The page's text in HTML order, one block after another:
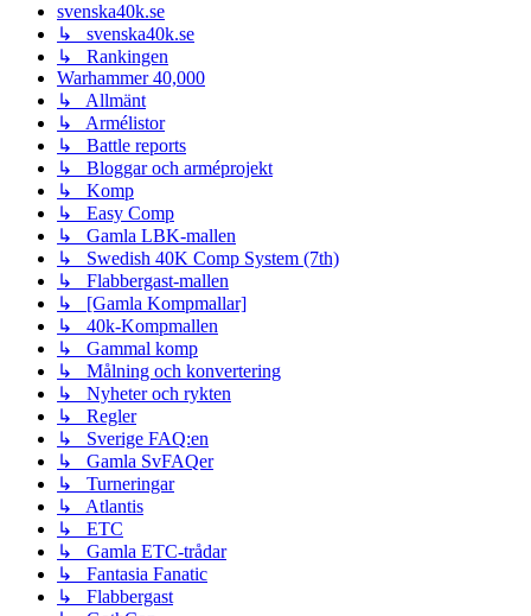
svenska40k.se
↳ svenska40k.se
↳ Rankingen
Warhammer 40,000
↳ Allmänt
↳ Armélistor
↳ Battle reports
↳ Bloggar och arméprojekt
↳ Komp
↳ Easy Comp
↳ Gamla LBK-mallen
↳ Swedish 40K Comp System (7th)
↳ Flabbergast-mallen
↳ [Gamla Kompmallar]
↳ 40k-Kompmallen
↳ Gammal komp
↳ Målning och konvertering
↳ Nyheter och rykten
↳ Regler
↳ Sverige FAQ:en
↳ Gamla SvFAQer
↳ Turneringar
↳ Atlantis
↳ ETC
↳ Gamla ETC-trådar
↳ Fantasia Fanatic
↳ Flabbergast